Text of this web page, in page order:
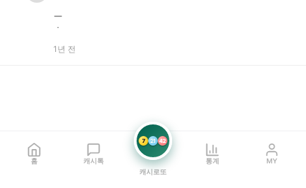
ㅡ
ㆍ
1년 전
홈 캐시톡
7 21 42
캐시로또
통계 MY